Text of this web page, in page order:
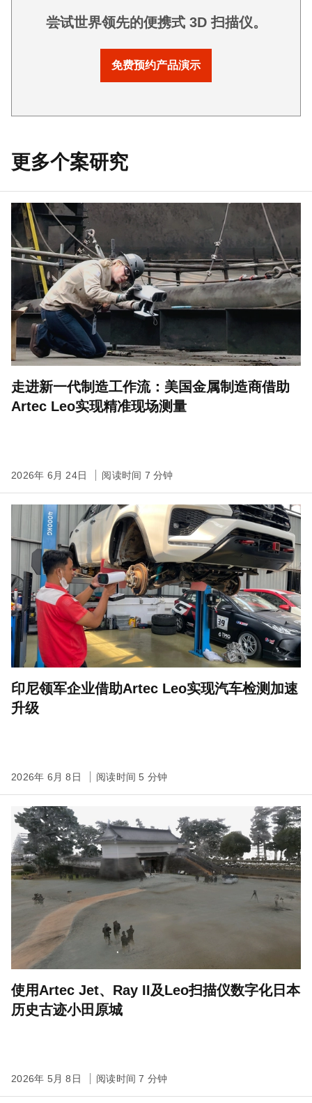
尝试世界领先的便携式 3D 扫描仪。
免费预约产品演示
更多个案研究
走进新一代制造工作流：美国金属制造商借助
Artec Leo实现精准现场测量
2026年 6月 24日 阅读时间 7 分钟
印尼领军企业借助Artec Leo实现汽车检测加速
升级
2026年 6月 8日 阅读时间 5 分钟
使用Artec Jet、Ray II及Leo扫描仪数字化日本
历史古迹小田原城
2026年 5月 8日 阅读时间 7 分钟